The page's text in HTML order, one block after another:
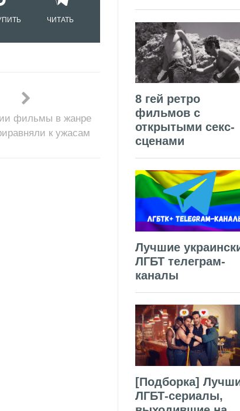
ЧИТАТЬ
фильмы в жанре
к ужасам
8 гей ретро
фильмов с
открытыми секс-
сценами
Лучшие
ЛГБТ телеграм-
каналы
[Подборка]
ЛГБТ-сериалы,